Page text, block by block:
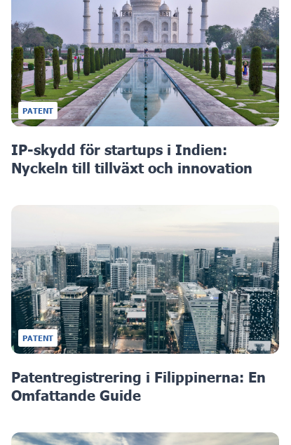
PATENT
IP-skydd för startups i Indien:
Nyckeln till tillväxt och innovation
PATENT
Patentregistrering i Filippinerna: En
Omfattande Guide